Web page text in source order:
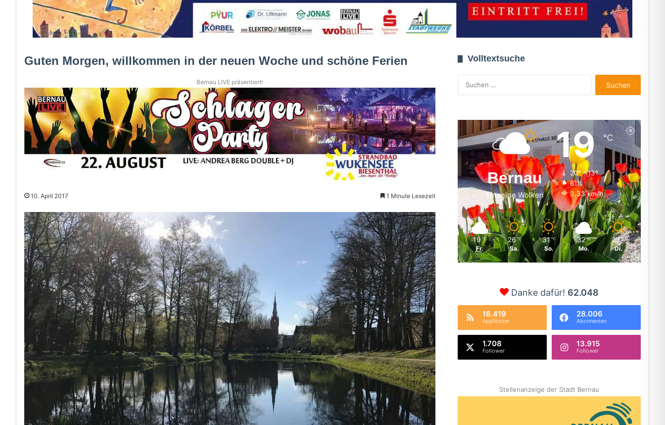
Guten Morgen, willkommen in der neuen Woche und schöne Ferien
Bernau LIVE präsentiert!
10. April 2017 1 Minute Lesezeit
Volltextsuche
nach:
Bernau
Einzelne Wolken
19℃
20º - 13º
61%
3.33 km/h
19 ℃
Fr.
26 ℃
Sa.
31 ℃
So.
32 ℃
Mo.
23 ℃
Di.
Danke dafür! 62.048
18.419
AppNutzer
28.006
Abonnenten
1.708
Follower
13.915
Follower
Stellenanzeige der Stadt Bernau